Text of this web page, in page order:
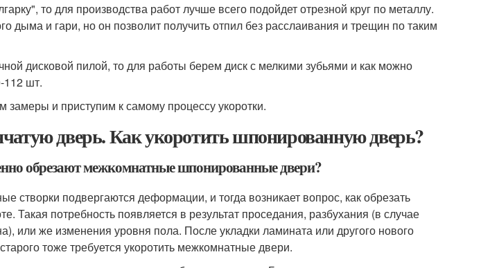
то для производства работ лучше всего подойдет отрезной круг по металлу.
дыма и гари, но он позволит получить отпил без расслаивания и трещин по таким
дисковой пилой, то для работы берем диск с мелкими зубьями и как можно
112 шт.
и приступим к самому процессу укоротки.
дверь. Как укоротить шпонированную дверь?
обрезают межкомнатные шпонированные двери?
створки подвергаются деформации, и тогда возникает вопрос, как обрезать
Такая потребность появляется в результат проседания, разбухания (в случае
или же изменения уровня пола. После укладки ламината или другого нового
тоже требуется укоротить межкомнатные двери.